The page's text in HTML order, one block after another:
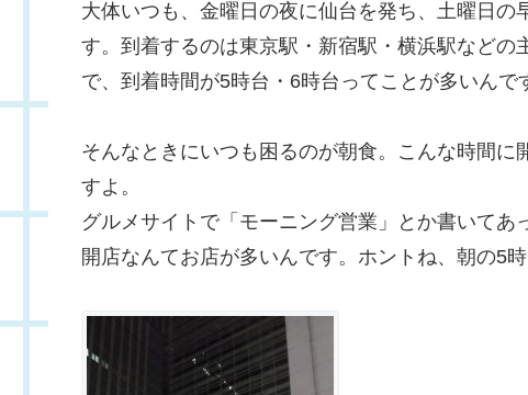
大体いつも、金曜日の夜に仙台を発ち、土曜日
す。到着するのは東京駅・新宿駅・横浜駅などの
で、到着時間が5時台・6時台ってことが多いんで
そんなときにいつも困るのが朝食。こんな時間
すよ。
グルメサイトで「モーニング営業」とか書いて
開店なんてお店が多いんです。ホントね、朝の5